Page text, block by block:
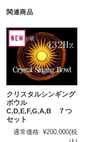
関連商品
クリスタルシンギング
ボウル
C,D,E,F,G,A,B ７つ
セット
通常価格: ¥200,000(税